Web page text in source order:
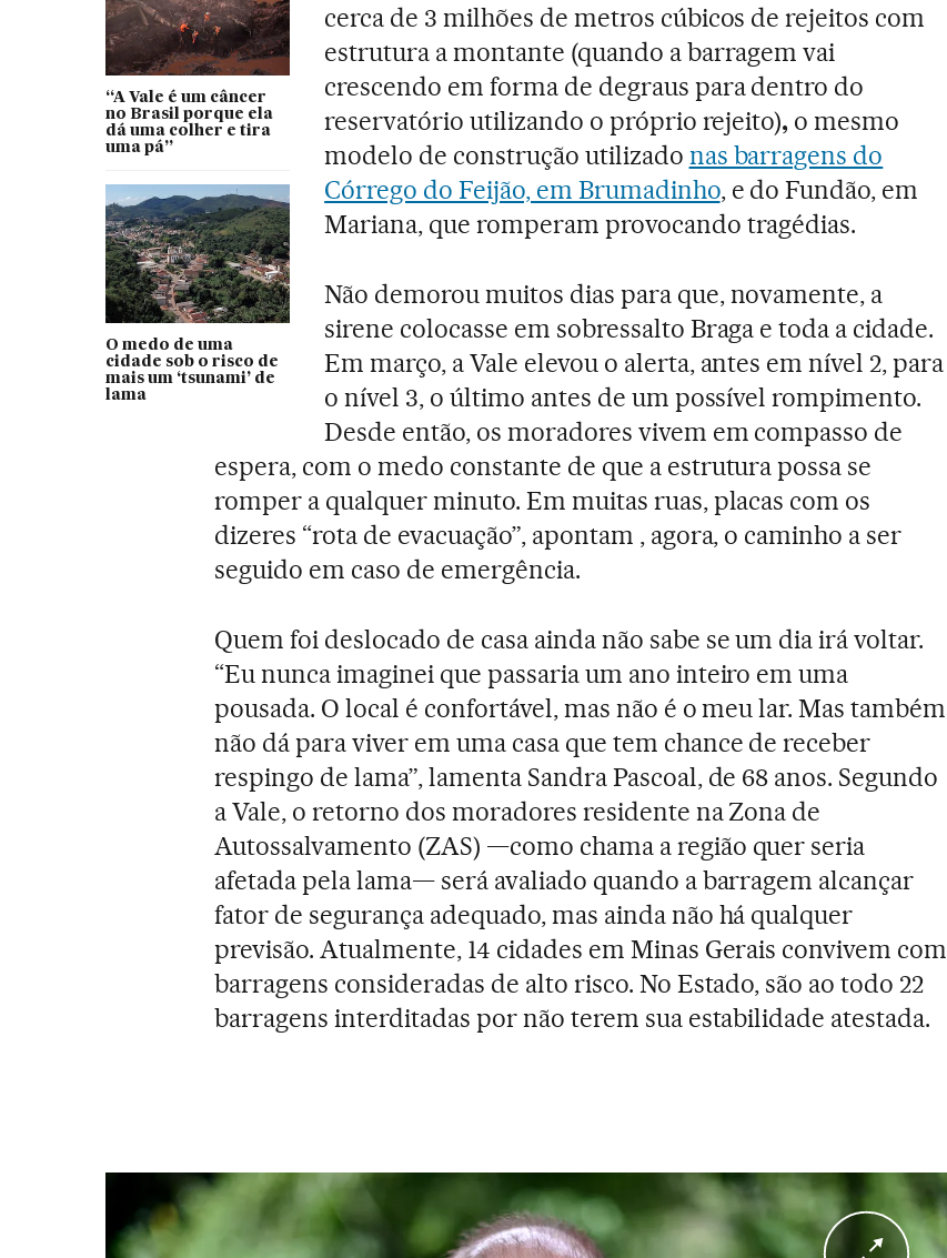
“A Vale é um câncer
no Brasil porque ela
dá uma colher e tira
uma pá”
O medo de uma
cidade sob o risco de
mais um ‘tsunami’ de
lama
cerca de 3 milhões de metros cúbicos de rejeitos com
estrutura a montante (quando a barragem vai
crescendo em forma de degraus para dentro do
reservatório utilizando o próprio rejeito), o mesmo
modelo de construção utilizado nas barragens do
Córrego do Feijão, em Brumadinho, e do Fundão, em
Mariana, que romperam provocando tragédias.
Não demorou muitos dias para que, novamente, a
sirene colocasse em sobressalto Braga e toda a cidade.
Em março, a Vale elevou o alerta, antes em nível 2, para
o nível 3, o último antes de um possível rompimento.
Desde então, os moradores vivem em compasso de
espera, com o medo constante de que a estrutura possa se
romper a qualquer minuto. Em muitas ruas, placas com os
dizeres “rota de evacuação”, apontam , agora, o caminho a ser
seguido em caso de emergência.
Quem foi deslocado de casa ainda não sabe se um dia irá voltar.
“Eu nunca imaginei que passaria um ano inteiro em uma
pousada. O local é confortável, mas não é o meu lar. Mas também
não dá para viver em uma casa que tem chance de receber
respingo de lama”, lamenta Sandra Pascoal, de 68 anos. Segundo
a Vale, o retorno dos moradores residente na Zona de
Autossalvamento (ZAS) —como chama a região quer seria
afetada pela lama— será avaliado quando a barragem alcançar
fator de segurança adequado, mas ainda não há qualquer
previsão. Atualmente, 14 cidades em Minas Gerais convivem com
barragens consideradas de alto risco. No Estado, são ao todo 22
barragens interditadas por não terem sua estabilidade atestada.